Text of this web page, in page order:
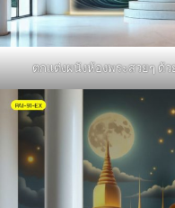
ตกแต่งผนังห้องพระสวยๆ ด้